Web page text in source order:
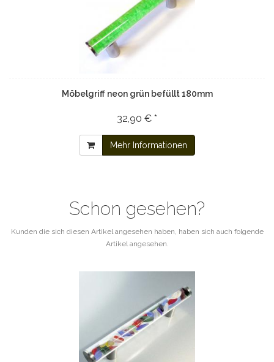
Möbelgriff neon grün befüllt 180mm
32,90 € *
Mehr Informationen
Schon gesehen?
Kunden die sich diesen Artikel angesehen haben, haben sich auch folgende
Artikel angesehen.